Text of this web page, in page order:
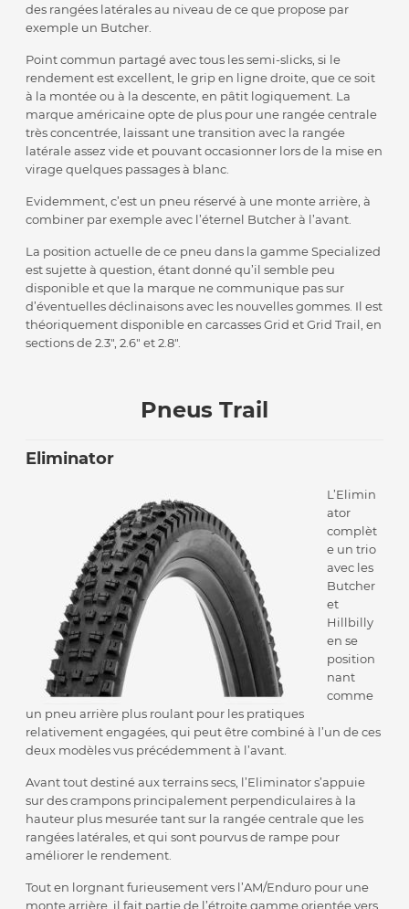
des rangées latérales au niveau de ce que propose par
exemple un Butcher.
Point commun partagé avec tous les semi-slicks, si le
rendement est excellent, le grip en ligne droite, que ce soit
à la montée ou à la descente, en pâtit logiquement. La
marque américaine opte de plus pour une rangée centrale
très concentrée, laissant une transition avec la rangée
latérale assez vide et pouvant occasionner lors de la mise en
virage quelques passages à blanc.
Evidemment, c’est un pneu réservé à une monte arrière, à
combiner par exemple avec l’éternel Butcher à l’avant.
La position actuelle de ce pneu dans la gamme Specialized
est sujette à question, étant donné qu’il semble peu
disponible et que la marque ne communique pas sur
d’éventuelles déclinaisons avec les nouvelles gommes. Il est
théoriquement disponible en carcasses Grid et Grid Trail, en
sections de 2.3″, 2.6″ et 2.8″.
Pneus Trail
Eliminator
L’Elimin
ator
complèt
e un trio
avec les
Butcher
et
Hillbilly
en se
position
nant
comme
un pneu arrière plus roulant pour les pratiques
relativement engagées, qui peut être combiné à l’un de ces
deux modèles vus précédemment à l’avant.
Avant tout destiné aux terrains secs, l’Eliminator s’appuie
sur des crampons principalement perpendiculaires à la
hauteur plus mesurée tant sur la rangée centrale que les
rangées latérales, et qui sont pourvus de rampe pour
améliorer le rendement.
Tout en lorgnant furieusement vers l’AM/Enduro pour une
monte arrière, il fait partie de l’étroite gamme orientée vers